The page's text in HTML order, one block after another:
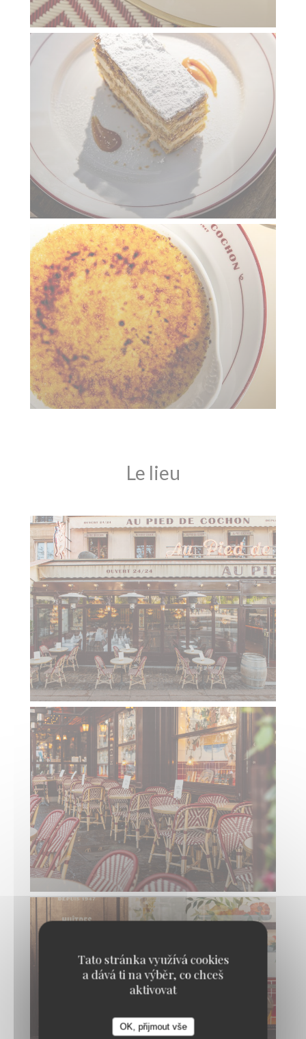
Tato stránka využívá cookies
a dává ti na výběr, co chceš
aktivovat
OK, přijmout vše
Le lieu